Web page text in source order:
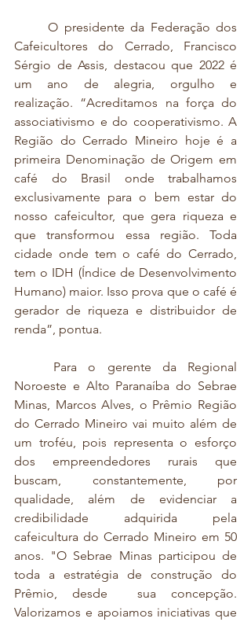
	O presidente da Federação dos
Cafeicultores do Cerrado, Francisco
Sérgio de Assis, destacou que 2022 é
um ano de alegria, orgulho e
realização. “Acreditamos na força do
associativismo e do cooperativismo. A
Região do Cerrado Mineiro hoje é a
primeira Denominação de Origem em
café do Brasil onde trabalhamos
exclusivamente para o bem estar do
nosso cafeicultor, que gera riqueza e
que transformou essa região. Toda
cidade onde tem o café do Cerrado,
tem o IDH (Índice de Desenvolvimento
Humano) maior. Isso prova que o café é
gerador de riqueza e distribuidor de
renda”, pontua.
Noroeste e Alto Paranaíba do Sebrae
Minas, Marcos Alves, o Prêmio Região
do Cerrado Mineiro vai muito além de
um troféu, pois representa o esforço
dos empreendedores rurais que
buscam, constantemente, por
qualidade, além de evidenciar a
credibilidade adquirida pela
cafeicultura do Cerrado Mineiro em 50
anos. "O Sebrae Minas participou de
toda a estratégia de construção do
Prêmio, desde  sua concepção.
Valorizamos e apoiamos iniciativas que